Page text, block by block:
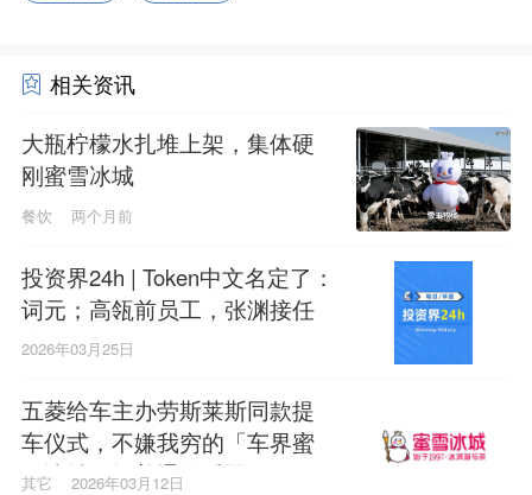
相关资讯
大瓶柠檬水扎堆上架，集体硬
刚蜜雪冰城
餐饮 两个月前
投资界24h | Token中文名定了：
词元；高瓴前员工，张渊接任
蜜雪冰城CEO；投资人集体去
2026年03月25日
五菱给车主办劳斯莱斯同款提
车仪式，不嫌我穷的「车界蜜
雪冰城」把普通人看哭了？
其它 2026年03月12日